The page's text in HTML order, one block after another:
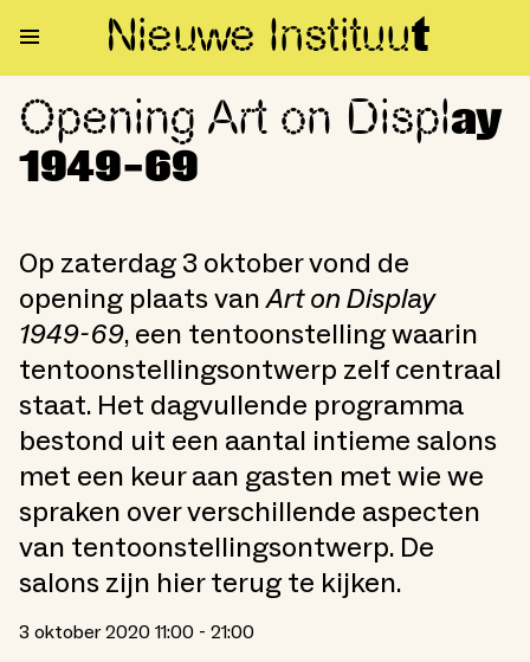
Nieuwe Instituut
Opening Art on Display 1949-
Opening Art on Display
1949-69
Op zaterdag 3 oktober vond de
opening plaats vanArt on Display
1949-69, een tentoonstelling waarin
tentoonstellingsontwerp zelf centraal
staat. Het dagvullende programma
bestond uit een aantal intieme salons
met een keur aan gasten met wie we
spraken over verschillende aspecten
van tentoonstellingsontwerp. De
salons zijn hier terug te kijken.
3 oktober 2020 11:00 - 21:00